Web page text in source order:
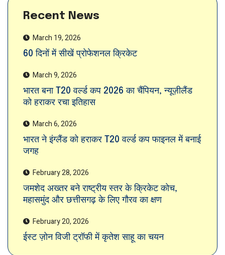
Recent News
March 19, 2026
60 दिनों में सीखें प्रोफेशनल क्रिकेट
March 9, 2026
भारत बना T20 वर्ल्ड कप 2026 का चैंपियन, न्यूज़ीलैंड
को हराकर रचा इतिहास
March 6, 2026
भारत ने इंग्लैंड को हराकर T20 वर्ल्ड कप फाइनल में बनाई
जगह
February 28, 2026
जमशेद अख्तर बने राष्ट्रीय स्तर के क्रिकेट कोच,
महासमुंद और छत्तीसगढ़ के लिए गौरव का क्षण
February 20, 2026
ईस्ट ज़ोन विजी ट्रॉफी में कृतेश साहू का चयन